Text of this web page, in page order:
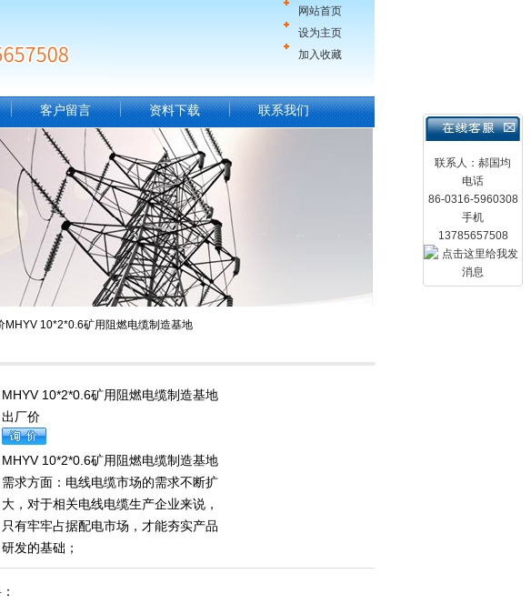
网站首页
设为主页
加入收藏
联系人：郝国均
电话
86-0316-5960308
手机
13785657508
客户留言 资料下载 联系我们
MHYV 10*2*0.6矿用阻燃电缆制造基地
MHYV 10*2*0.6矿用阻燃电缆制造基地
出厂价
MHYV 10*2*0.6矿用阻燃电缆制造基地
需求方面：电线电缆市场的需求不断扩
大，对于相关电线电缆生产企业来说，
只有牢牢占据配电市场，才能夯实产品
研发的基础；